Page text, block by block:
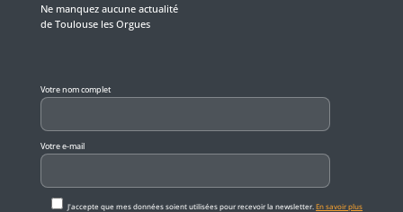
Ne manquez aucune actualité
de Toulouse les Orgues
Votre nom complet
Votre e-mail
J'accepte que mes données soient utilisées pour recevoir la newsletter.En savoir plus